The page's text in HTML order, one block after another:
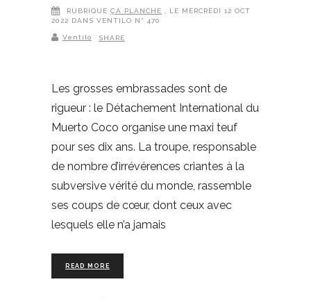
RUBRIQUE ÇA PLANCHE
, LE MERCREDI 12 OCT
2022 DANS VENTILO N° 470
Ventilo SHARE
Les grosses embrassades sont de
rigueur : le Détachement International du
Muerto Coco organise une maxi teuf
pour ses dix ans. La troupe, responsable
de nombre d’irrévérences criantes à la
subversive vérité du monde, rassemble
ses coups de cœur, dont ceux avec
lesquels elle n’a jamais
READ MORE